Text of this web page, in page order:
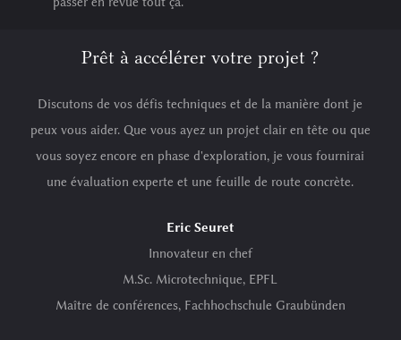
Prêt à accélérer votre projet ?
Discutons de vos défis techniques et de la manière dont je
peux vous aider. Que vous ayez un projet clair en tête ou que
vous soyez encore en phase d'exploration, je vous fournirai
une évaluation experte et une feuille de route concrète.
Eric Seuret
Innovateur en chef
M.Sc. Microtechnique, EPFL
Maître de conférences, Fachhochschule Graubünden